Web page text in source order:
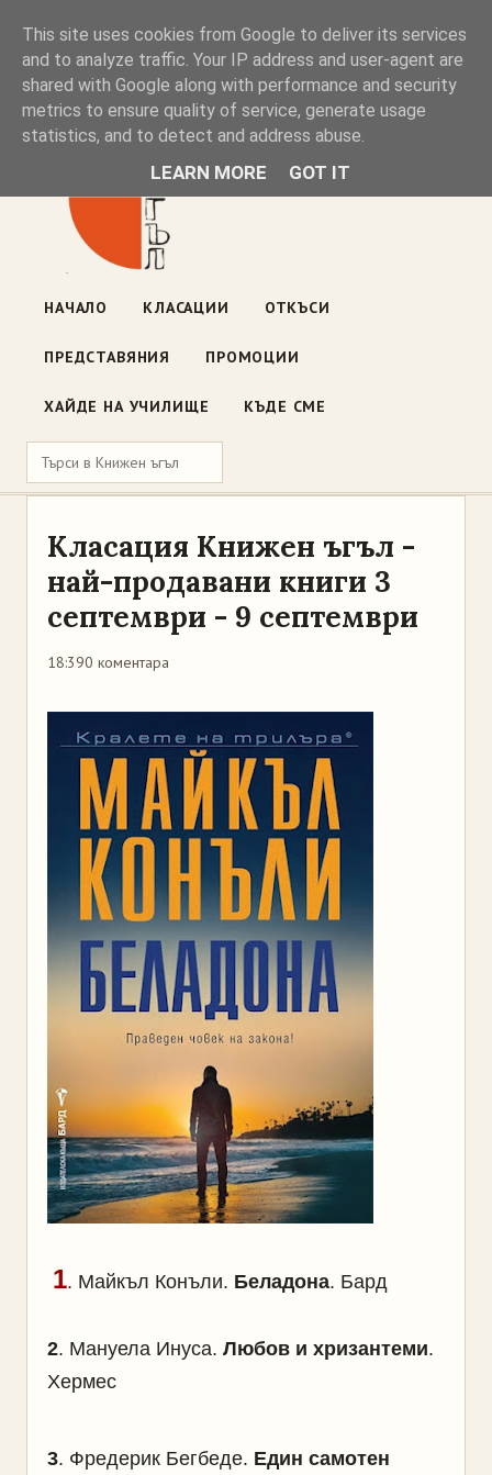
Книжен ъгъл
Блог на книжарницата — класации, откъси, нови книги
ул. „Оборище" 117, София· пон–пет 10:00–19:00 ·
НАЧАЛО КЛАСАЦИИ ОТКЪСИ
ПРЕДСТАВЯНИЯ ПРОМОЦИИ
ХАЙДЕ НА УЧИЛИЩЕ КЪДЕ СМЕ
Класация Книжен ъгъл -
най-продавани книги 3
септември - 9 септември
18:390 коментара
1. Майкъл Конъли. Беладона. Бард
2. Мануела Инуса. Любов и хризантеми.
Хермес
3. Фредерик Бегбеде. Един самотен
This site uses cookies from Google to deliver its services
and to analyze traffic. Your IP address and user-agent are
shared with Google along with performance and security
metrics to ensure quality of service, generate usage
statistics, and to detect and address abuse.
LEARN MORE GOT IT